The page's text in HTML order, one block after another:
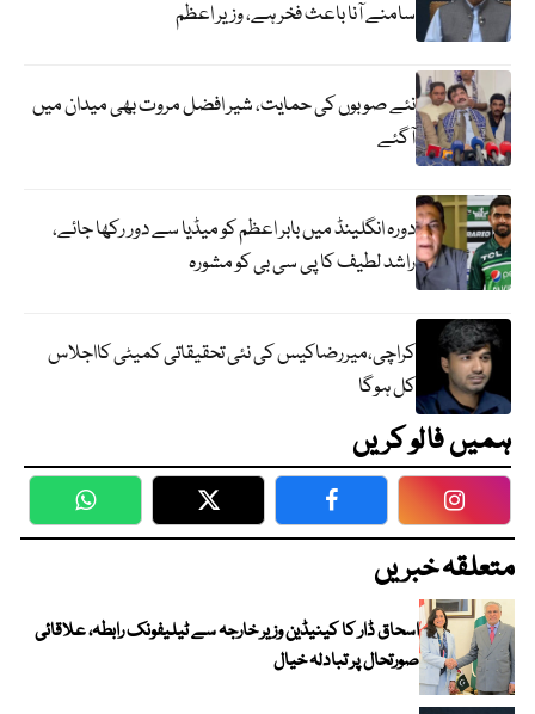
سامنے آنا باعث فخر ہے، وزیر اعظم
نئے صوبوں کی حمایت، شیر افضل مروت بھی میدان میں
آگئے
دورہ انگلینڈ میں بابر اعظم کو میڈیا سے دور رکھا جائے،
راشد لطیف کا پی سی بی کو مشورہ
کراچی،میررضاکیس کی نئی تحقیقاتی کمیٹی کااجلاس
کل ہوگا
ہمیں فالو کریں
WhatsApp Twitter Facebook
متعلقہ خبریں
اسحاق ڈار کا کینیڈین وزیر خارجہ سے ٹیلیفونک رابطہ، علاقائی
صورتحال پر تبادلہ خیال